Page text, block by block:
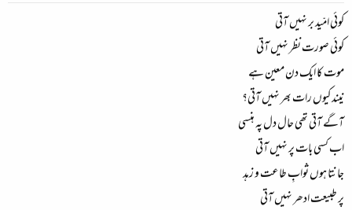
ا
ء
کوئی امّید بر نہیں آتی
کوئی صورت نظر نہیں آتی
موت کا ایک دن معین ہے
نیند کیوں رات بھر نہیں آتی؟
آگے آتی تھی حال دل پہ ہنسی
اب کسی بات پر نہیں آتی
جانتا ہوں ثوابِ طاعت و زہد
پر طبیعت ادھر نہیں آتی